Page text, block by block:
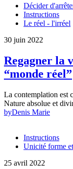
Décider
Instructions
Le réel - l'irréel
30 juin 2022
Regagner la
“monde réel”
La contemplation est
Nature absolue et
byDenis Marie
Instructions
Unicité forme
25 avril 2022